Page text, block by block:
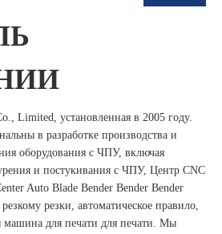
Limited, установленная в 2005 году.
в разработке производства и
оборудования с ЧПУ, включая
и постукивания с ЧПУ, Центр CNC
Auto Blade Bender Bender Bender
резки, автоматическое правило,
машина для печати для печати. Мы